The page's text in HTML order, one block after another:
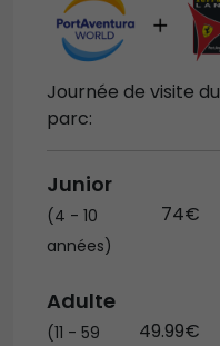
Journée de visite du
parc:
Junior
(4 - 10
années)
74€
Adulte
(11 - 59
49.99€